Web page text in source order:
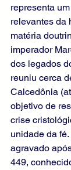
representa
relevantes da
matéria
imperador
dos legados
reuniu cerca
Calcedônia
objetivo de
crise
unidade da
agravado
449,